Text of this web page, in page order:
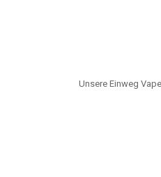
Unsere Einweg